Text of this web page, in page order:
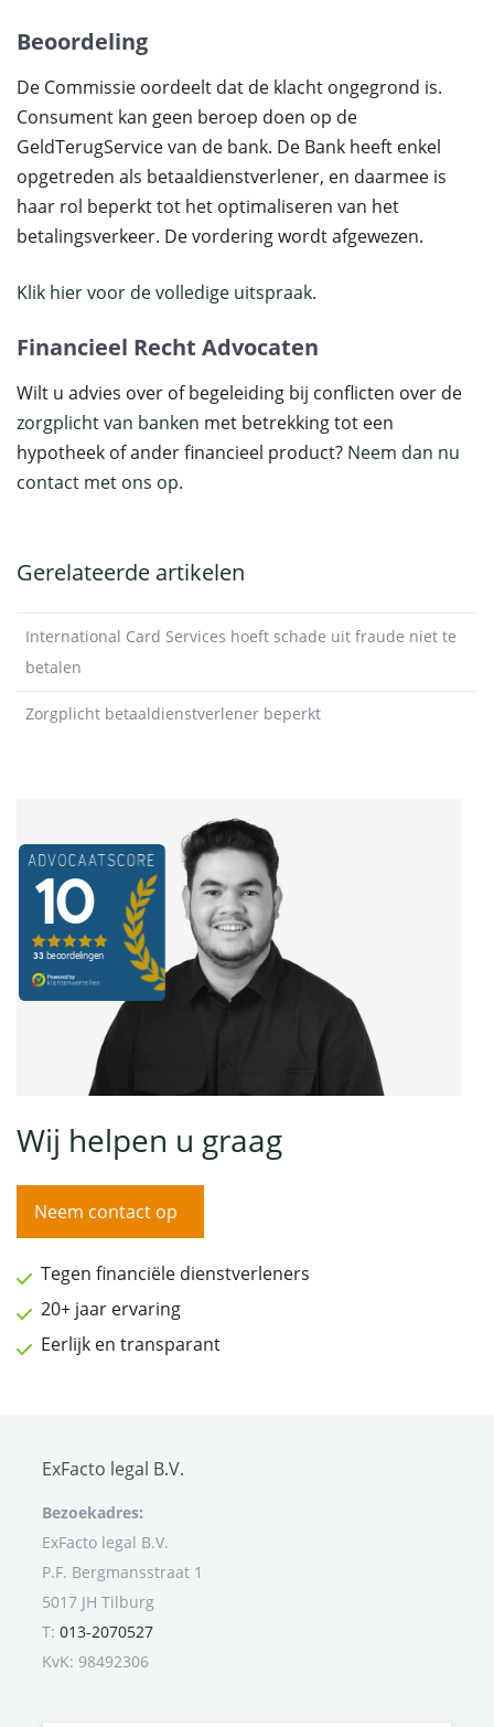
Beoordeling
De Commissie oordeelt dat de klacht ongegrond is.
Consument kan geen beroep doen op de
GeldTerugService van de bank. De Bank heeft enkel
opgetreden als betaaldienstverlener, en daarmee is
haar rol beperkt tot het optimaliseren van het
betalingsverkeer. De vordering wordt afgewezen.
Klik hier voor de volledige uitspraak.
Financieel Recht Advocaten
Wilt u advies over of begeleiding bij conflicten over de
zorgplicht van banken met betrekking tot een
hypotheek of ander financieel product? Neem dan nu
contact met ons op.
Gerelateerde artikelen
International Card Services hoeft schade uit fraude niet te
betalen
Zorgplicht betaaldienstverlener beperkt
Wij helpen u graag
Neem contact op
Tegen financiële dienstverleners
20+ jaar ervaring
Eerlijk en transparant
ExFacto legal B.V.
Bezoekadres:
ExFacto legal B.V.
P.F. Bergmansstraat 1
5017 JH Tilburg
T: 013-2070527
KvK: 98492306